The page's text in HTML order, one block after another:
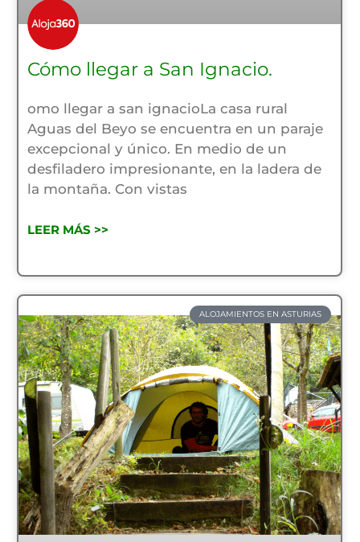
Cómo llegar a San Ignacio.
omo llegar a san ignacioLa casa rural
Aguas del Beyo se encuentra en un paraje
excepcional y único. En medio de un
desfiladero impresionante, en la ladera de
la montaña. Con vistas
LEER MÁS >>
ALOJAMIENTOS EN ASTURIAS